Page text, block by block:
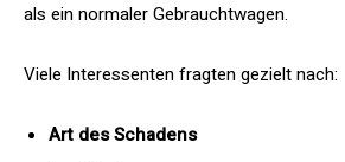
als ein normaler Gebrauchtwagen.
Viele Interessenten fragten gezielt nach:
Art des Schadens